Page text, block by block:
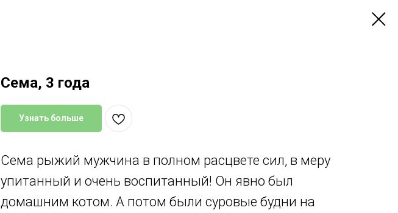
Сема, 3 года
Узнать больше
Сема рыжий мужчина в полном расцвете сил, в меру
упитанный и очень воспитанный! Он явно был
домашним котом. А потом были суровые будни на